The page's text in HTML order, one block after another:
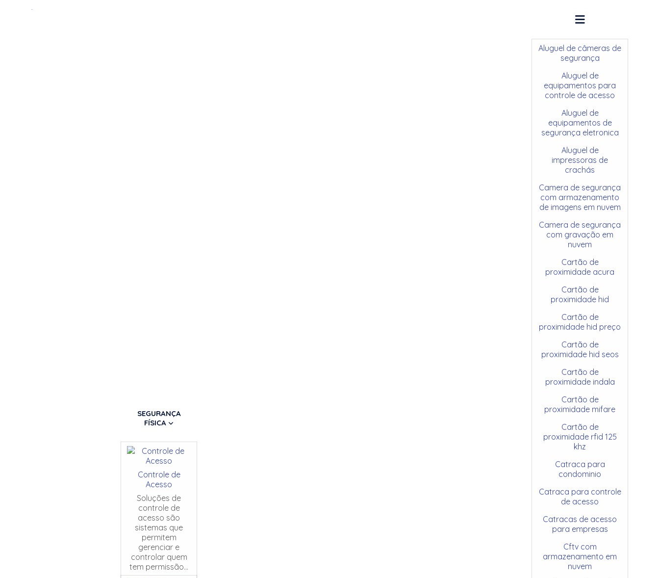
SEGURANÇA
FÍSICA
Controle de
Acesso
Soluções de
controle de
acesso são
sistemas que
permitem
gerenciar e
controlar quem
tem permissão...
Aluguel de câmeras de
segurança
Aluguel de
equipamentos para
controle de acesso
Aluguel de
equipamentos de
segurança eletronica
Aluguel de
impressoras de
crachás
Camera de segurança
com armazenamento
de imagens em nuvem
Camera de segurança
com gravação em
nuvem
Cartão de
proximidade acura
Cartão de
proximidade hid
Cartão de
proximidade hid preço
Cartão de
proximidade hid seos
Cartão de
proximidade indala
Cartão de
proximidade mifare
Cartão de
proximidade rfid 125
khz
Catraca para
condominio
Catraca para controle
de acesso
Catracas de acesso
para empresas
Cftv com
armazenamento em
nuvem